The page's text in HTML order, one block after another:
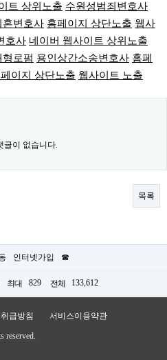
트 상위노출 수원성범죄변호사
혼변호사 홈페이지 상단노출 웹사
호사 네이버 웹사이트 상위노출
로펌 용인상간소송변호사 홈페
이지 상단노출 웹사이트 노출
글이 없습니다.
목록
인터넷가입 ☎
최대 829 전체 133,612
급방침 서비스이용약관
reserved.